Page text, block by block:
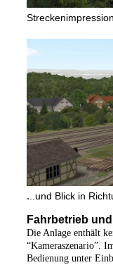
...und Blick in
Fahrbetrieb
Die Anlage enthält
“Kameraszenario”.
Bedienung unter